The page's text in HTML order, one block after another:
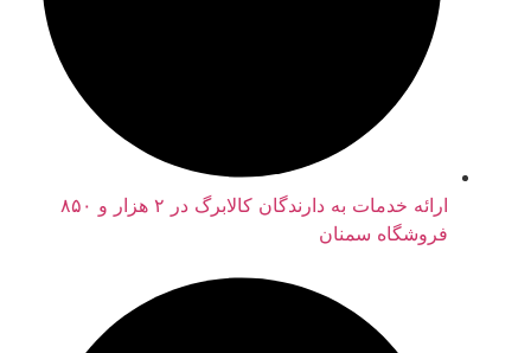
ارائه خدمات به دارندگان کالابرگ در ۲ هزار و ۸۵۰
فروشگاه سمنان